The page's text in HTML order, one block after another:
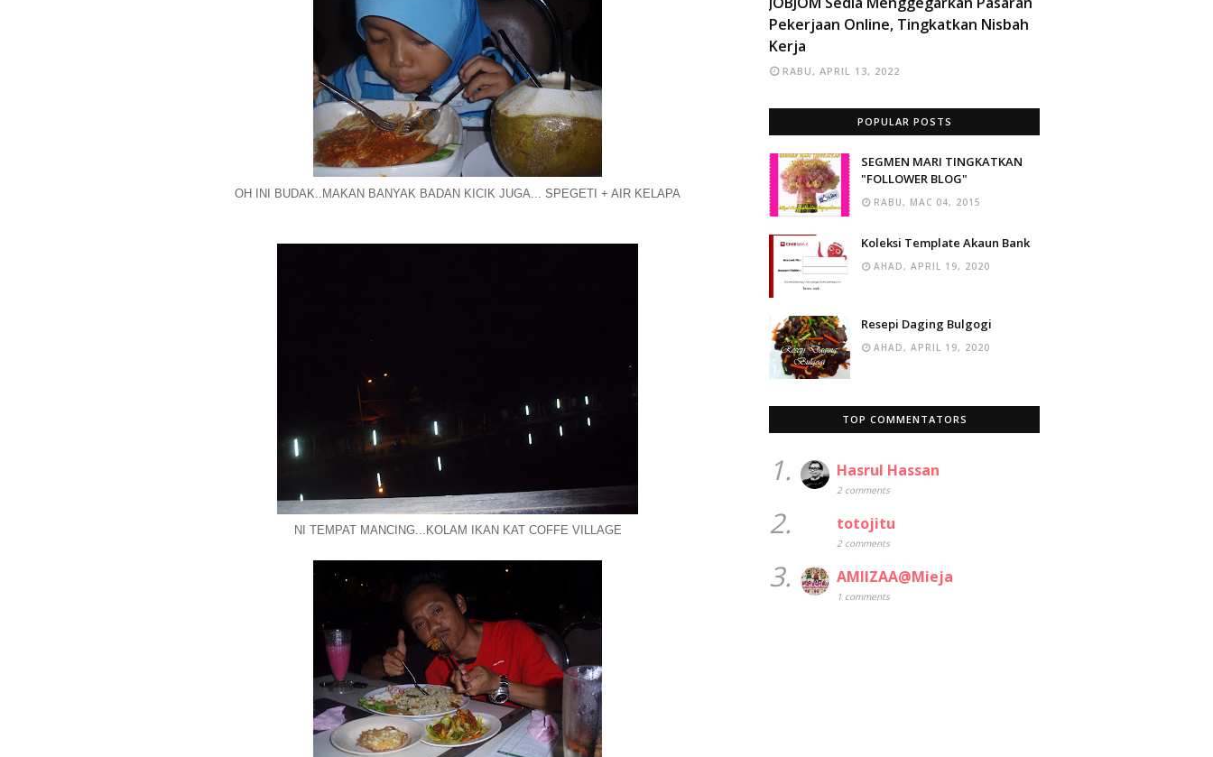
OH INI BUDAK..MAKAN BANYAK BADAN KICIK JUGA... SPEGETI + AIR KELAPA
NI TEMPAT MANCING...KOLAM IKAN KAT COFFE VILLAGE
Pekerjaan Online, Tingkatkan Nisbah
Kerja
RABU, APRIL 13, 2022
POPULAR POSTS
SEGMEN MARI TINGKATKAN
"FOLLOWER BLOG"
RABU, MAC 04, 2015
Koleksi Template Akaun Bank
AHAD, APRIL 19, 2020
Resepi Daging Bulgogi
AHAD, APRIL 19, 2020
TOP COMMENTATORS
1. Hasrul Hassan
2 comments
2. totojitu
2 comments
3. AMIIZAA@Mieja
1 comments